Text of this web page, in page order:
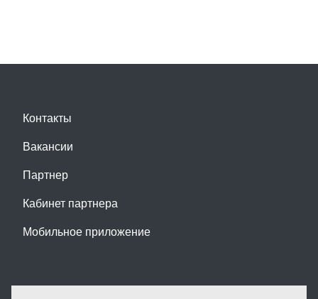
Контакты
Вакансии
Партнер
Кабинет партнера
Мобильное приложение